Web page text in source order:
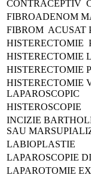
CONTRACEPTIV
FIBROADENOM
FIBROM ACUSAT
HISTERECTOMIE
HISTERECTOMIE
HISTERECTOMIE
HISTERECTOMIE
LAPAROSCOPIC
HISTEROSCOPIE
INCIZIE
SAU
LABIOPLASTIE
LAPAROSCOPIE
LAPAROTOMIE